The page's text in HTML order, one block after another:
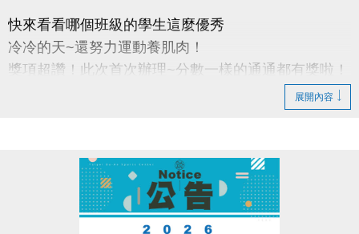
快來看看哪個班級的學生這麼優秀
冷冷的天~還努力運動養肌肉！
獎項超讚！此次首次辦理~分數一樣的通通都有獎啦！
活動獎品以中心提供實體為準，依名次提供相對應獎
項，無法要求更換。尺寸數量有限，依領獎順序挑
選，領取後不論是否拆封，皆無法要求更換，亦不得
展開內容